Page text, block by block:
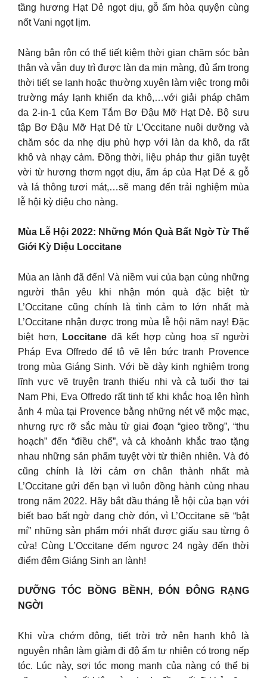
tầng hương Hạt Dẻ ngọt dịu, gỗ ấm hòa quyện cùng
nốt Vani ngọt lịm.
Nàng bận rộn có thể tiết kiệm thời gian chăm sóc bản
thân và vẫn duy trì được làn da mịn màng, đủ ẩm trong
thời tiết se lạnh hoặc thường xuyên làm việc trong môi
trường máy lạnh khiến da khô,…với giải pháp chăm
da 2-in-1 của Kem Tắm Bơ Đậu Mỡ Hạt Dẻ. Bộ sưu
tập Bơ Đậu Mỡ Hạt Dẻ từ L’Occitane nuôi dưỡng và
chăm sóc da nhẹ dịu phù hợp với làn da khô, da rất
khô và nhạy cảm. Đồng thời, liệu pháp thư giãn tuyệt
vời từ hương thơm ngọt dịu, ấm áp của Hạt Dẻ & gỗ
và lá thông tươi mát,…sẽ mang đến trải nghiệm mùa
lễ hội kỳ diệu cho nàng.
Mùa Lễ Hội 2022: Những Món Quà Bất Ngờ Từ Thế
Giới Kỳ Diệu Loccitane
Mùa an lành đã đến! Và niềm vui của bạn cùng những
người thân yêu khi nhận món quà đặc biệt từ
L’Occitane cũng chính là tình cảm to lớn nhất mà
L’Occitane nhận được trong mùa lễ hội năm nay! Đặc
biệt hơn,
Loccitane đã kết hợp cùng hoạ sĩ người
Pháp Eva Offredo để tô vẽ lên bức tranh Provence
trong mùa Giáng Sinh. Với bề dày kinh nghiệm trong
lĩnh vực vẽ truyện tranh thiếu nhi và cả tuổi thơ tại
Nam Phi, Eva Offredo rất tinh tế khi khắc hoạ lên hình
ảnh 4 mùa tại Provence bằng những nét vẽ mộc mạc,
nhưng rực rỡ sắc màu từ giai đoạn “gieo trồng”, “thu
hoạch” đến “điều chế”, và cả khoảnh khắc trao tặng
nhau những sản phẩm tuyệt vời từ thiên nhiên. Và đó
cũng chính là lời cảm ơn chân thành nhất mà
L’Occitane gửi đến bạn vì luôn đồng hành cùng nhau
trong năm 2022. Hãy bắt đầu tháng lễ hội của bạn với
biết bao bất ngờ đang chờ đón, vì L’Occitane sẽ “bật
mí” những sản phẩm mới nhất được giấu sau từng ô
cửa! Cùng L’Occitane đếm ngược 24 ngày đến thời
điểm đêm Giáng Sinh an lành!
DƯỠNG TÓC BỒNG BỀNH, ĐÓN ĐÔNG RẠNG
NGỜI
Khi vừa chớm đông, tiết trời trở nên hanh khô là
nguyên nhân làm giảm đi độ ẩm tự nhiên có trong nếp
tóc. Lúc này, sợi tóc mong manh của nàng có thể bị